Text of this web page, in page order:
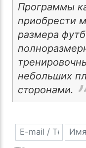
Программы
приобрести
размера
небольших
сторонами.